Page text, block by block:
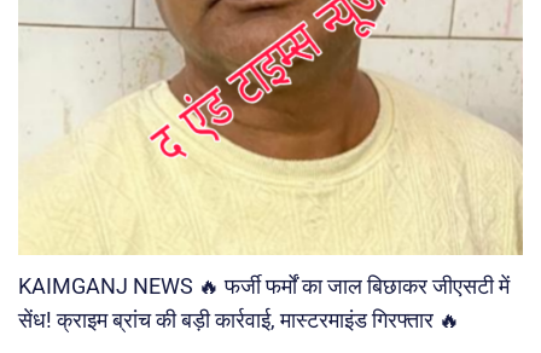
KAIMGANJ NEWS 🔥 फर्जी फर्मों का जाल बिछाकर जीएसटी में
सेंध! क्राइम ब्रांच की बड़ी कार्रवाई, मास्टरमाइंड गिरफ्तार 🔥